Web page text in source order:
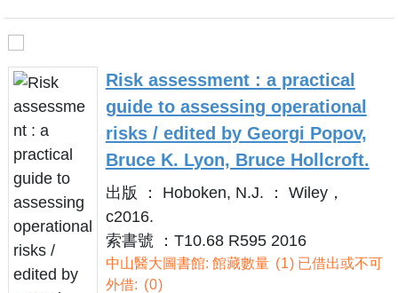
Risk assessment : a practical
guide to assessing operational
risks / edited by Georgi Popov,
Bruce K. Lyon, Bruce Hollcroft.
出版 ： Hoboken, N.J. ： Wiley，
c2016.
索書號 ：T10.68 R595 2016
中山醫大圖書館: 館藏數量 1 已借出或不可
外借:
0